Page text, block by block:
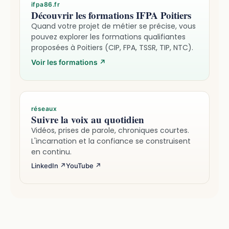
ifpa86.fr
Découvrir les formations IFPA Poitiers
Quand votre projet de métier se précise, vous
pouvez explorer les formations qualifiantes
proposées à Poitiers (CIP, FPA, TSSR, TIP, NTC).
Voir les formations ↗
réseaux
Suivre la voix au quotidien
Vidéos, prises de parole, chroniques courtes.
L'incarnation et la confiance se construisent
en continu.
LinkedIn ↗YouTube ↗